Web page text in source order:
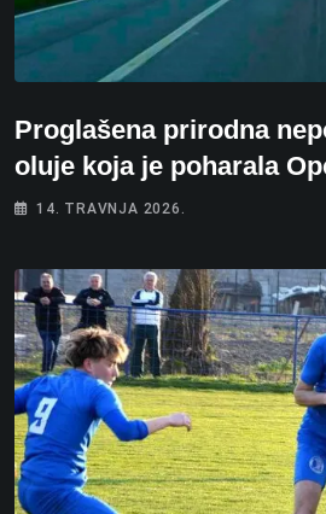
Proglašena prirodna
oluje koja je poharala
14. TRAVNJA 2026.